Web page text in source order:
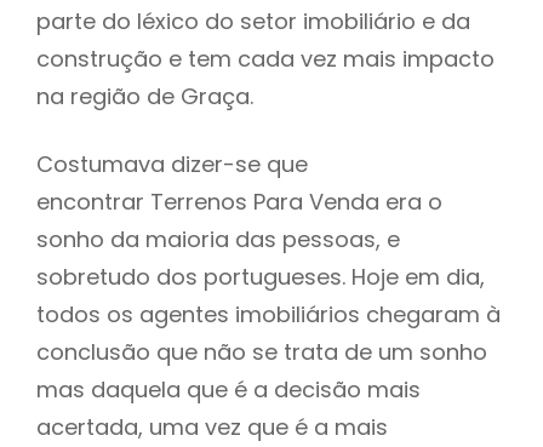
parte do léxico do setor imobiliário e da
construção e tem cada vez mais impacto
na região de Graça.
Costumava dizer-se que
encontrar Terrenos Para Venda era o
sonho da maioria das pessoas, e
sobretudo dos portugueses. Hoje em dia,
todos os agentes imobiliários chegaram à
conclusão que não se trata de um sonho
mas daquela que é a decisão mais
acertada, uma vez que é a mais